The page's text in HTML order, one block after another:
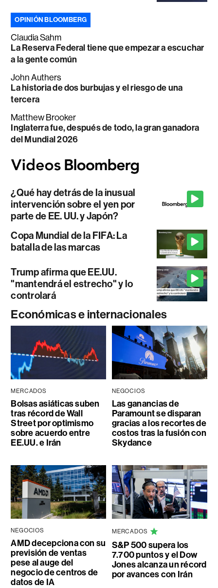
OPINIÓN BLOOMBERG
Claudia Sahm
La Reserva Federal tiene que empezar a escuchar
a la gente común
John Authers
La historia de dos burbujas y el riesgo de una
tercera
Matthew Brooker
Inglaterra fue, después de todo, la gran ganadora
del Mundial 2026
¿Qué hay detrás de la inusual
intervención sobre el yen por
parte de EE. UU. y Japón?
Copa Mundial de la FIFA: La
batalla de las marcas
Trump afirma que EE.UU.
"mantendrá el estrecho" y lo
controlará
Económicas e internacionales
MERCADOS
Bolsas asiáticas suben
tras récord de Wall
Street por optimismo
sobre acuerdo entre
EE.UU. e Irán
NEGOCIOS
Las ganancias de
Paramount se disparan
gracias a los recortes de
costos tras la fusión con
Skydance
NEGOCIOS
AMD decepciona con su
previsión de ventas
pese al auge del
negocio de centros de
datos de IA
MERCADOS
S&P 500 supera los
7.700 puntos y el Dow
Jones alcanza un récord
por avances con Irán